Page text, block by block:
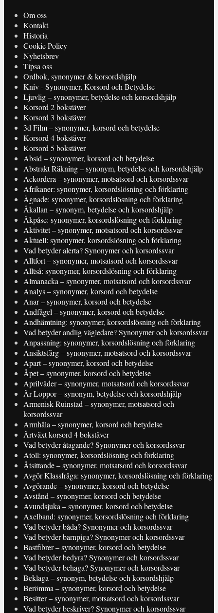
Om oss
Kontakt
Historia
Cookie Policy
Nyhetsbrev
Tipsa oss
Ordbok, synonymer & korsordshjälp
Kniv - Synonymer, Korsord och Betydelse
Ljuvlig – synonymer, betydelse och korsordshjälp
Korsord 2 bokstäver
Korsord 3 bokstäver
3d Film – synonymer, korsord och betydelse
Korsord 4 bokstäver
Korsord 5 bokstäver
Absid – synonymer, korsord och betydelse
Abstrakt Räkning – synonym, betydelse och korsordshjälp
Ackordera – synonymer, motsatsord och korsordssvar
Afrikaner: synonymer, korsordslösning och förklaring
Ägnade: synonymer, korsordslösning och förklaring
Åkallan – synonym, betydelse och korsordshjälp
Åkpåse: synonymer, korsordslösning och förklaring
Aktivitet – synonymer, motsatsord och korsordssvar
Aktuell: synonymer, korsordslösning och förklaring
Vad betyder alerta? Synonymer och korsordssvar
Alltfort – synonymer, motsatsord och korsordssvar
Alltså: synonymer, korsordslösning och förklaring
Almanacka – synonymer, motsatsord och korsordssvar
Analys – synonymer, korsord och betydelse
Anar – synonymer, korsord och betydelse
Andfågel – synonymer, korsord och betydelse
Andhämtning: synonymer, korsordslösning och förklaring
Vad betyder andlig vägledare? Synonymer och korsordssvar
Anpassning: synonymer, korsordslösning och förklaring
Ansiktsfärg – synonymer, motsatsord och korsordssvar
Apart – synonymer, korsord och betydelse
Åpet – synonymer, korsord och betydelse
Aprilväder – synonymer, motsatsord och korsordssvar
Är Loppor – synonym, betydelse och korsordshjälp
Armenisk Ruinstad – synonymer, motsatsord och
korsordssvar
Armhåla – synonymer, korsord och betydelse
Ärtväxt korsord 4 bokstäver
Vad betyder åtagande? Synonymer och korsordssvar
Atoll: synonymer, korsordslösning och förklaring
Åtsittande – synonymer, motsatsord och korsordssvar
Avgör Klassfråga: synonymer, korsordslösning och förklaring
Avgörande – synonymer, korsord och betydelse
Avstånd – synonymer, korsord och betydelse
Avundsjuka – synonymer, korsord och betydelse
Axelband: synonymer, korsordslösning och förklaring
Vad betyder båda? Synonymer och korsordssvar
Vad betyder barnpiga? Synonymer och korsordssvar
Bastfibrer – synonymer, korsord och betydelse
Vad betyder bedyra? Synonymer och korsordssvar
Vad betyder behaga? Synonymer och korsordssvar
Beklaga – synonym, betydelse och korsordshjälp
Berömma – synonymer, korsord och betydelse
Besitter – synonymer, motsatsord och korsordssvar
Vad betyder beskriver? Synonymer och korsordssvar